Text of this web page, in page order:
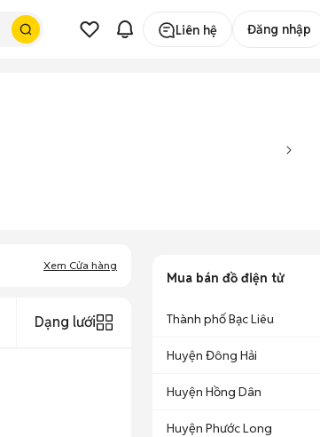
Liên hệ Đăng nhập
Xem Cửa hàng
Dạng lưới
Mua bán đồ điện tử
Thành phố Bạc Liêu
Huyện Đông Hải
Huyện Hồng Dân
Huyện Phước Long